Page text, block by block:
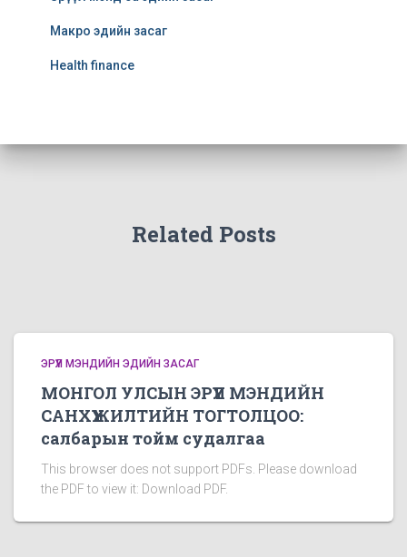
Макро эдийн засаг
Health finance
Related Posts
ЭРҮҮЛ МЭНДИЙН ЭДИЙН ЗАСАГ
МОНГОЛ УЛСЫН ЭРҮҮЛ МЭНДИЙН
САНХҮҮЖИЛТИЙН ТОГТОЛЦОО:
салбарын тойм судалгаа
This browser does not support PDFs. Please download
the PDF to view it: Download PDF.